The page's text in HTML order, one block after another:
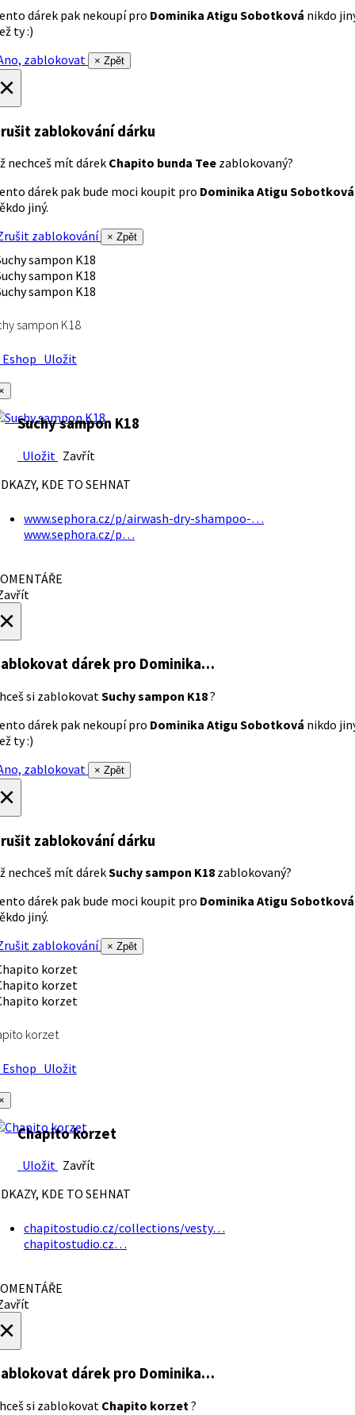
dárek pak nekoupí pro Dominika Atigu Sobotková nikdo
ty :)
zablokovat
× Zpět
zablokování dárku
nechceš mít dárek Chapito bunda Tee zablokovaný?
dárek pak bude moci koupit pro Dominika Atigu Sobotková
jiný.
zablokování
× Zpět
sampon K18
Uložit
Suchy sampon K18
Uložit Zavřít
KDE TO SEHNAT
www.sephora.cz/p/airwash-dry-shampoo-…
www.sephora.cz/p…
dárek pro Dominika…
si zablokovatSuchy sampon K18?
dárek pak nekoupí pro Dominika Atigu Sobotková nikdo
ty :)
zablokovat
× Zpět
zablokování dárku
nechceš mít dárekSuchy sampon K18 zablokovaný?
dárek pak bude moci koupit pro Dominika Atigu Sobotková
jiný.
zablokování
× Zpět
korzet
Uložit
Chapito korzet
Uložit Zavřít
KDE TO SEHNAT
chapitostudio.cz/collections/vesty…
chapitostudio.cz…
dárek pro Dominika…
si zablokovat Chapito korzet?